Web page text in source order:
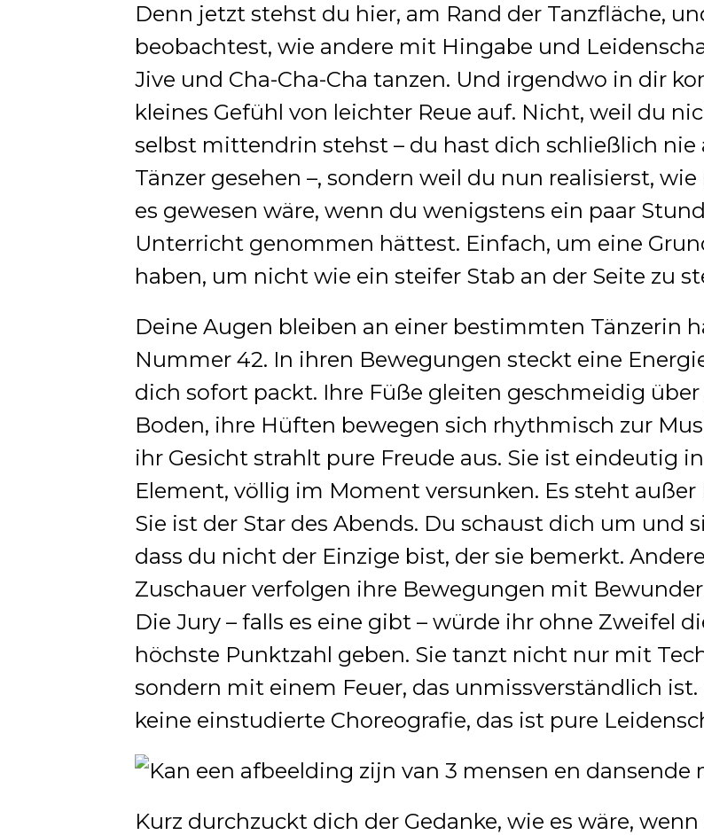
Denn jetzt stehst du hier, am Rand der Tanzfläche,
beobachtest, wie andere mit Hingabe und
Jive und Cha-Cha-Cha tanzen. Und irgendwo in dir
kleines Gefühl von leichter Reue auf. Nicht, weil du
selbst mittendrin stehst – du hast dich schließlich nie
Tänzer gesehen –, sondern weil du nun realisierst,
es gewesen wäre, wenn du wenigstens ein paar
Unterricht genommen hättest. Einfach, um eine
haben, um nicht wie ein steifer Stab an der Seite zu
Deine Augen bleiben an einer bestimmten Tänzerin
Nummer 42. In ihren Bewegungen steckt eine
dich sofort packt. Ihre Füße gleiten geschmeidig über
Boden, ihre Hüften bewegen sich rhythmisch zur
ihr Gesicht strahlt pure Freude aus. Sie ist eindeutig
Element, völlig im Moment versunken. Es steht außer
Sie ist der Star des Abends. Du schaust dich um und
dass du nicht der Einzige bist, der sie bemerkt. Andere
Zuschauer verfolgen ihre Bewegungen mit
Die Jury – falls es eine gibt – würde ihr ohne Zweifel
höchste Punktzahl geben. Sie tanzt nicht nur mit
sondern mit einem Feuer, das unmissverständlich ist.
keine einstudierte Choreografie, das ist pure
Kurz durchzuckt dich der Gedanke, wie es wäre, wenn